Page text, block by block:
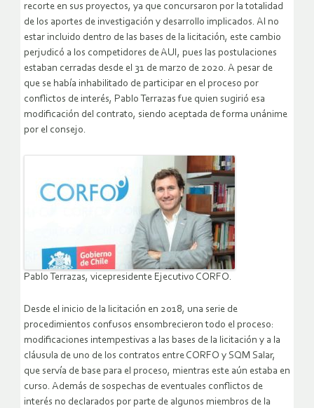
recorte en sus proyectos, ya que concursaron por la totalidad
de los aportes de investigación y desarrollo implicados. Al no
estar incluido dentro de las bases de la licitación, este cambio
perjudicó a los competidores de AUI, pues las postulaciones
estaban cerradas desde el 31 de marzo de 2020. A pesar de
que se había inhabilitado de participar en el proceso por
conflictos de interés, Pablo Terrazas fue quien sugirió esa
modificación del contrato, siendo aceptada de forma unánime
por el consejo.
Pablo Terrazas, vicepresidente Ejecutivo CORFO.
Desde el inicio de la licitación en 2018, una serie de
procedimientos confusos ensombrecieron todo el proceso:
modificaciones intempestivas a las bases de la licitación y a la
cláusula de uno de los contratos entre CORFO y SQM Salar,
que servía de base para el proceso, mientras este aún estaba en
curso. Además de sospechas de eventuales conflictos de
interés no declarados por parte de algunos miembros de la